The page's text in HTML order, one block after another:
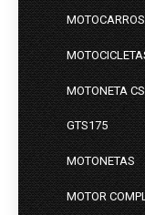
MOTOCARROS
MOTONETA
GTS175
MOTONETAS
MOTOR